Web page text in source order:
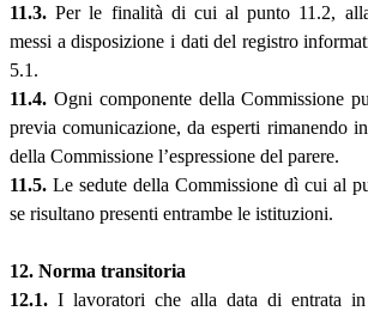
11.3. Per le finalità di cui al punto 11.2,
messi a disposizione i dati del registro
5.1.
11.4. Ogni componente della Commissione
previa comunicazione, da esperti rimanendo
della Commissione l’espressione del parere.
11.5. Le sedute della Commissione dì cui al
se risultano presenti entrambe le istituzioni.
12. Norma transitoria
12.1. I lavoratori che alla data di entrata